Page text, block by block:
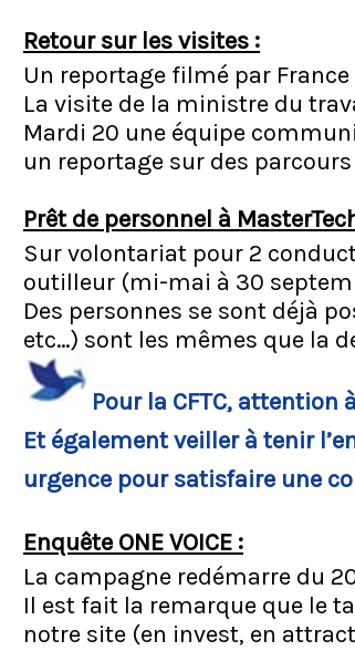
Retour sur les visites :
Un reportage filmé par
La visite de la ministre du
Mardi 20 une équipe
un reportage sur des
Prêt de personnel à
Sur volontariat pour 2
outilleur (mi-mai à 30
Des personnes se sont déjà
etc…) sont les mêmes que la
Pour la CFTC, attention
Et également veiller à tenir
urgence pour satisfaire une
Enquête ONE VOICE :
La campagne redémarre du
Il est fait la remarque que le
notre site (en invest, en